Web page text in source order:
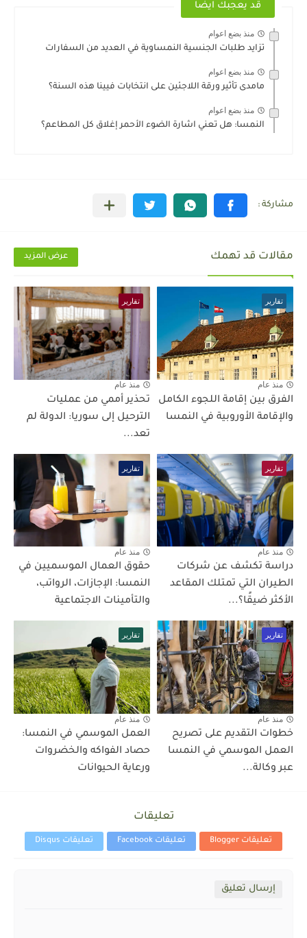
قد يعجبك ايضا
منذ بضع اعوام
تزايد طلبات الجنسية النمساوية في العديد من السفارات
منذ بضع اعوام
مامدى تأثير ورقة اللاجئين على انتخابات فيينا هذه السنة؟
منذ بضع اعوام
النمسا: هل تعني اشارة الضوء الأحمر إغلاق كل المطاعم؟
مقالات قد تهمك عرض المزيد
تقارير
منذ عام
الفرق بين إقامة اللجوء الكامل
والإقامة الأوروبية في النمسا
تقارير
منذ عام
تحذير أممي من عمليات
الترحيل إلى سوريا: الدولة لم
تعد...
تقارير
منذ عام
دراسة تكشف عن شركات
الطيران التي تمتلك المقاعد
الأكثر ضيقًا؟...
تقارير
منذ عام
حقوق العمال الموسميين في
النمسا: الإجازات، الرواتب،
والتأمينات الاجتماعية
تقارير
منذ عام
خطوات التقديم على تصريح
العمل الموسمي في النمسا
عبر وكالة...
تقارير
منذ عام
العمل الموسمي في النمسا:
حصاد الفواكه والخضروات
ورعاية الحيوانات
تعليقات
تعليقات Blogger تعليقات Facebook تعليقات Disqus
إرسال تعليق